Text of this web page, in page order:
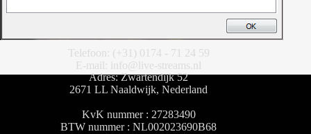
Telefoon: (+31) 0174 - 71 24 59
E-mail: info@live-streams.nl
Adres: Zwartendijk 52
2671 LL Naaldwijk, Nederland
KvK nummer : 27283490
BTW nummer : NL002023690B68